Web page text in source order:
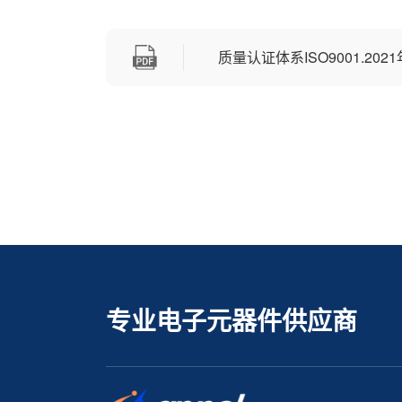
质量认证体系ISO9001.2021
专业电子元器件供应商